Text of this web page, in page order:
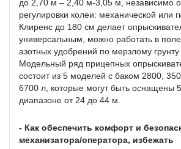
до 2,70 м – 2,40 м-3,05 м, независимо
регулировки колеи: механической или
Клиренс до 180 см делает
универсальным, можно работать в
азотных удобрений по мерзлому
Модельный ряд прицепных
состоит из 5 моделей с баком 2800,
6700 л, которые могут быть оснащены
диапазоне от 24 до 44 м.
- Как обеспечить комфорт и
механизатора/оператора, избежать